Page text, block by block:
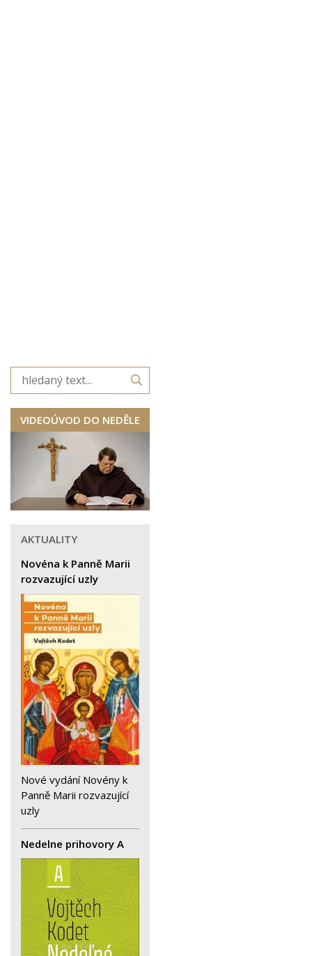
VIDEOÚVOD DO NEDĚLE
AKTUALITY
Novéna k Panně Marii
rozvazující uzly
Nové vydání Novény k
Panně Marii rozvazující
uzly
Nedelne prihovory A